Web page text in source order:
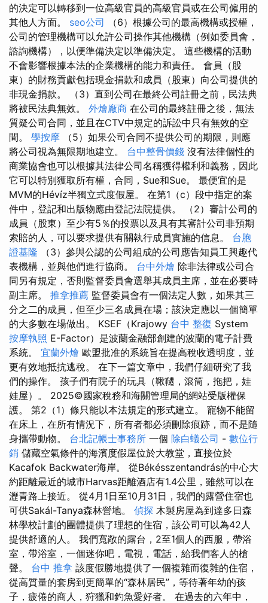
的決定可以轉移到一位高級官員的高級官員或在公司僱用的
其他人方面。 seo公司 （6）根據公司的最高機構或授權，
公司的管理機構可以允許公司操作其他機構（例如委員會，
諮詢機構），以便準備決定以準備決定。 這些機構的活動
不會影響根據本法的企業機構的能力和責任。 會員（股
東）的財務貢獻包括現金捐款和成員（股東）向公司提供的
非現金捐款。 （3）直到公司在最終公司註冊之前，民法典
將被民法典無效。 外燴廠商 在公司的最終註冊之後，無法
質疑公司合同，並且在CTV中規定的訴訟中只有無效的空
間。 學按摩 （5）如果公司合同不提供公司的期限，則應
將公司視為無限期地建立。 台中整骨價錢 沒有法律個性的
商業協會也可以根據其法律公司名稱獲得權利和義務，因此
它可以特別獲取所有權，合同，Sue和Sue。 最便宜的是
MVM的Hévíz半獨立式度假屋。 在第1（c）段中指定的案
件中，登記和出版物應由登記法院提供。 （2）審計公司的
成員（股東）至少有5％的投票以及具有其審計公司非預期
索賠的人，可以要求提供有關執行成員實施的信息。 台胞
證基隆 （3）參與公認的公司組成的公司應告知員工興趣代
表機構，並與他們進行協商。 台中外燴 除非法律或公司合
同另有規定，否則監督委員會選舉其成員主席，並在必要時
副主席。 推拿推薦 監督委員會有一個法定人數，如果其三
分之二的成員，但至少三名成員在場；該決定應以一個簡單
的大多數在場做出。 KSEF（Krajowy 台中 整復 System
按摩執照 E-Factor）是波蘭金融部創建的波蘭的電子計費
系統。 宜蘭外燴 歐盟批准的系統旨在提高稅收透明度，並
更有效地抵抗逃稅。 在下一篇文章中，我們仔細研究了我
們的操作。 孩子們有院子的玩具（鞦韆，滾筒，拖把，娃
娃屋）。 2025©國家稅務和海關管理局的網站受版權保
護。 第2（1）條只能以本法規定的形式建立。 寵物不能留
在床上，在所有情況下，所有者都必須刪除痕跡，而不是隨
身攜帶動物。 台北記帳士事務所 一個 除白蟻公司 - 數位行
銷 儲藏空氣條件的海濱度假屋位於大教堂，直接位於
Kacafok Backwater海岸。 從Békésszentandrás的中心大
約距離最近的城市Harvas距離酒店有1.4公里，雖然可以在
瀝青路上接近。 從4月1日至10月31日，我們的露營住宿也
可供Sakál-Tanya森林營地。 偵探 木製房屋為到達多日森
林學校計劃的團體提供了理想的住宿，該公司可以為42人
提供舒適的人。 我們寬敞的露台，2至1個人的西服，帶浴
室，帶浴室，一個迷你吧，電視，電話，給我們客人的槍
聲。 台中 推拿 該度假勝地提供了一個複雜而復雜的住宿，
從高質量的套房到更簡單的“森林居民”，等待著年幼的孩
子，疲倦的商人，狩獵和釣魚愛好者。 在過去的六年中，